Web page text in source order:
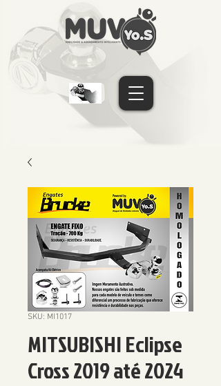
SKU: MI1017
MITSUBISHI Eclipse
Cross 2019 até 2024